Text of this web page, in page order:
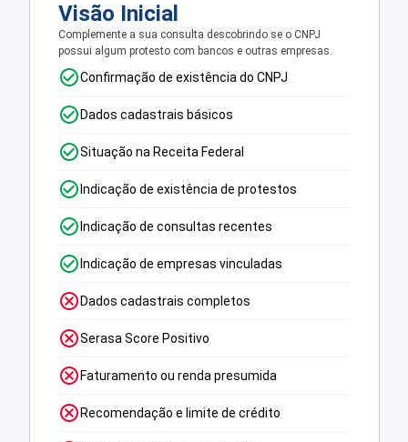
Visão Inicial
Complemente a sua consulta descobrindo se o CNPJ
possui algum protesto com bancos e outras empresas.
Confirmação de existência do CNPJ
Dados cadastrais básicos
Situação na Receita Federal
Indicação de existência de protestos
Indicação de consultas recentes
Indicação de empresas vinculadas
Dados cadastrais completos
Serasa Score Positivo
Faturamento ou renda presumida
Recomendação e limite de crédito